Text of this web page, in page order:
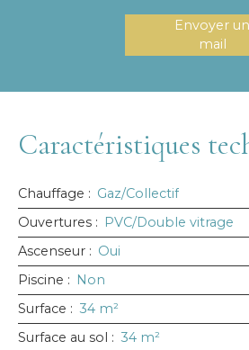
Envoyer un
mail
Caractéristiques
Chauffage : Gaz/Collectif
Ouvertures : PVC/Double vitrage
Ascenseur : Oui
Piscine : Non
Surface : 34 m²
Surface au sol : 34 m²